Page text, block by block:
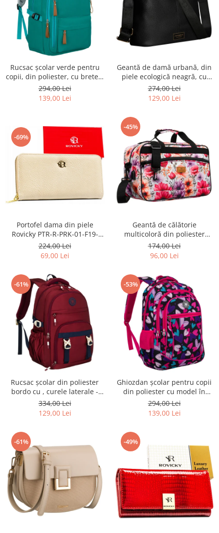
Rucsac școlar verde pentru
copii, din poliester, cu bretele
reglabile - Peterson PTR-PTN
BHX-01-9259 Gree
294,00 Lei
139,00 Lei
Geantă de damă urbană, din
piele ecologică neagră, cu
curea reglabilă - Peterson
PTR-PTN JK6-06-6642
274,00 Lei
129,00 Lei
-69%
Portofel dama din piele
Rovicky PTR-R-PRK-01-F19-
2757 BE
224,00 Lei
69,00 Lei
-45%
Geantă de călătorie
multicoloră din poliester
rezistent cu port USB,
acoperită cu un model vegetal
- Rovicky PTR-R-TL15608-8831
174,00 Lei
96,00 Lei
-61%
Rucsac școlar din poliester
bordo cu , curele laterale -
Peterson PTR-PTN 8594-1402
BORDO
334,00 Lei
129,00 Lei
-53%
Ghiozdan școlar pentru copii
din poliester cu model în
formă de inimă - Peterson
PTR-PTN BIEDRONKA G54
294,00 Lei
139,00 Lei
-61% -49%